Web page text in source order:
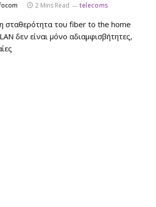
2 Mins Read telecoms
σταθερότητα του fiber to the home
δεν είναι μόνο αδιαμφισβήτητες,